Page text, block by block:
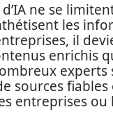
ne se
les
il
enrichis
sources
entreprises